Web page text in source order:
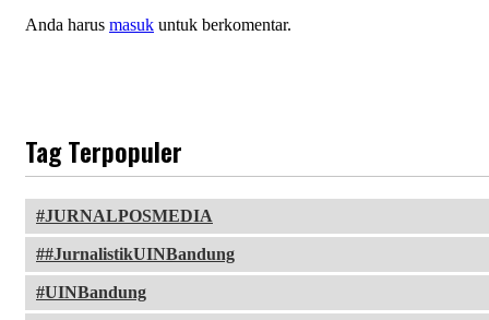
Anda harus masuk untuk berkomentar.
Tag Terpopuler
JURNALPOSMEDIA
#JurnalistikUINBandung
UINBandung